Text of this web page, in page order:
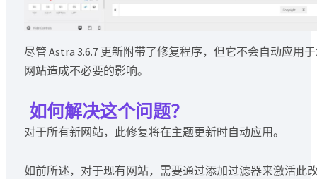
尽管 Astra 3.6.7 更新附带了修复程序，但它不会自动应用
网站造成不必要的影响。
如何解决这个问题？
对于所有新网站，此修复将在主题更新时自动应用。
如前所述，对于现有网站，需要通过添加过滤器来激活此